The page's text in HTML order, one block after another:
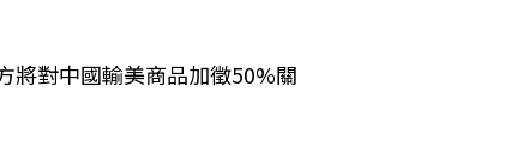
將對中國輸美商品加徵50%關